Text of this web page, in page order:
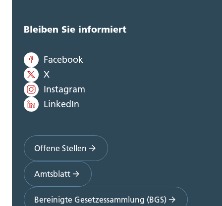
Bleiben Sie informiert
Facebook
X
Instagram
LinkedIn
Offene Stellen
Amtsblatt
Bereinigte Gesetzessammlung (BGS)